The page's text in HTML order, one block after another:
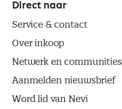
Direct naar
Service & contact
Over inkoop
Netwerk en communities
Aanmelden nieuwsbrief
Word lid van Nevi